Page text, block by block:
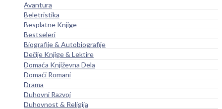
Avantura
Beletristika
Besplatne Knjige
Bestseleri
Biografije & Autobiografije
Dečije Knjige & Lektire
Domaća Književna Dela
Domaći Romani
Drama
Duhovni Razvoj
Duhovnost & Religija